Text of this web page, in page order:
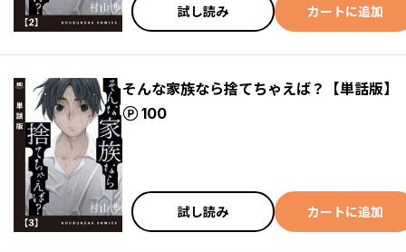
試し読み カートに追加
そんな家族なら捨てちゃえば？【単話版
100
ポイント
試し読み カートに追加